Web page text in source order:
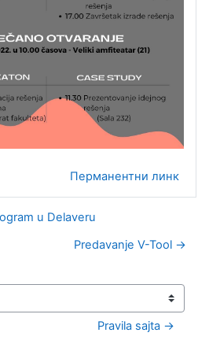
Перманентни линк
u Delaveru
Predavanje V-Tool →
Pravila sajta →